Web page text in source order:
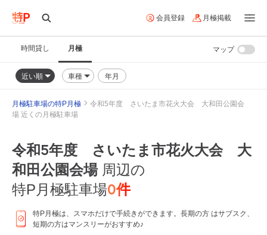
会員登録 月極掲載
時間貸し 月極
近い順 車種 年月
マップ
月極駐車場の特P月極
令和5年度 さいたま市花火大会 大和田公園会
場 近くの月極駐車場
令和5年度 さいたま市花火大会 大
和田公園会場周辺の
特P月極駐車場0件
特P月極は、スマホだけで手続きができます。長期の方 はサブスク、
短期の方はマンスリーがおすすめ♪